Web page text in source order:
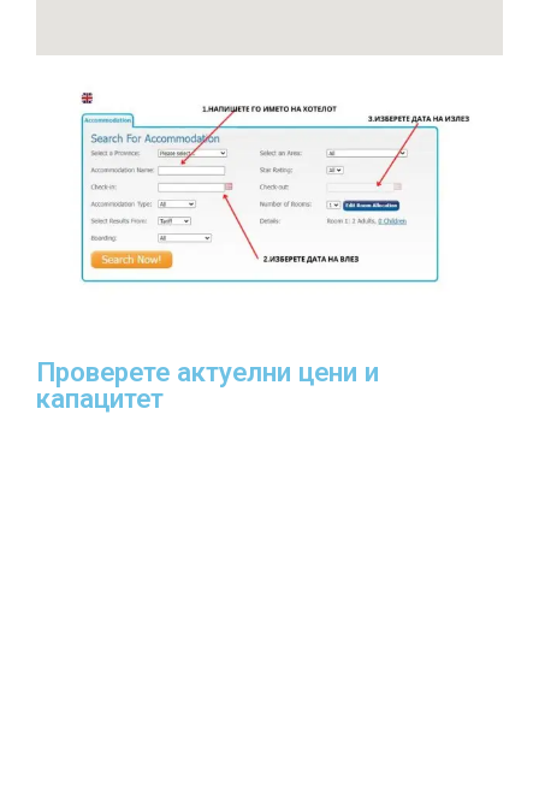
Проверете актуелни цени и
капацитет​